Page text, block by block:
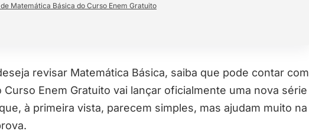
Matemática Básica do Curso Enem Gratuito
revisar Matemática Básica, saiba que pode contar com
Curso Enem Gratuito vai lançar oficialmente uma nova série
à primeira vista, parecem simples, mas ajudam muito na